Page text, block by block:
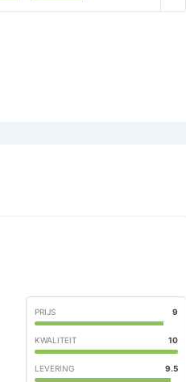
PRIJS 9
KWALITEIT 10
LEVERING 9.5